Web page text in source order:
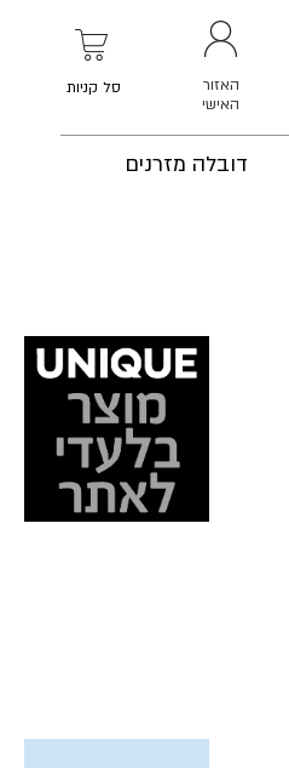
האזור
האישי
סל קניות
דובלה מזרנים